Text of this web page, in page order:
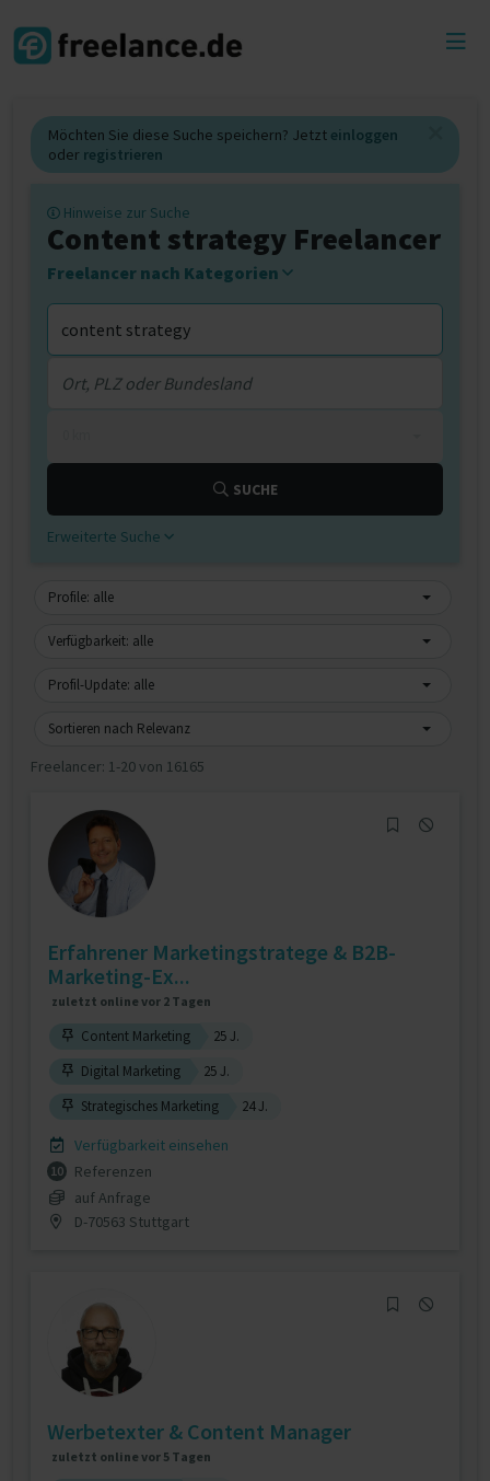
Möchten Sie diese Suche speichern? Jetzt einloggen
oder registrieren
Hinweise zur Suche
Content strategy Freelancer
Freelancer nach Kategorien
SUCHE
Erweiterte Suche
Profile: alle
Verfügbarkeit: alle
Profil-Update: alle
Sortieren nach Relevanz
Freelancer: 1-20 von 16165
Erfahrener Marketingstratege & B2B-
Marketing-Ex...
zuletzt online vor 2 Tagen
Content Marketing
25 J.
Digital Marketing
25 J.
Strategisches Marketing
24 J.
Verfügbarkeit einsehen
10
Referenzen
auf Anfrage
D-70563 Stuttgart
Werbetexter & Content Manager
zuletzt online vor 5 Tagen